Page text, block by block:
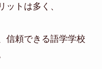
ットは多く、
信頼できる語学学校